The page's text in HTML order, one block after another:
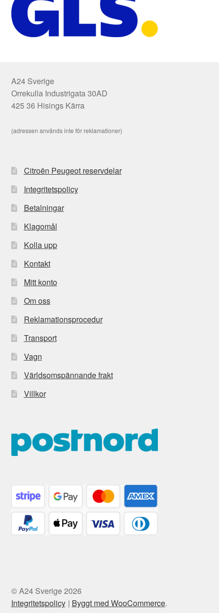
A24 Sverige
Orrekulla Industrigata 30AD
425 36 Hisings Kärra
(adressen används inte för reklamationer)
Citroën Peugeot reservdelar
Integritetspolicy
Betalningar
Klagomål
Kolla upp
Kontakt
Mitt konto
Om oss
Reklamationsprocedur
Transport
Vagn
Världsomspännande frakt
Villkor
© A24 Sverige 2026
Integritetspolicy
Byggt med WooCommerce.